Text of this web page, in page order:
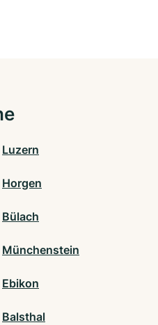
Luzern
Horgen
Bülach
Münchenstein
Ebikon
Balsthal